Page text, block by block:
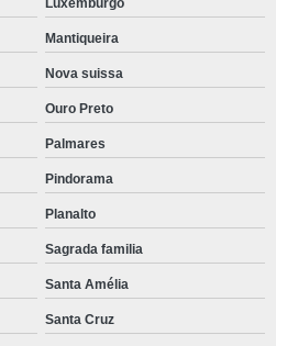
Luxemburgo
Mantiqueira
Nova suissa
Ouro Preto
Palmares
Pindorama
Planalto
Sagrada familia
Santa Amélia
Santa Cruz